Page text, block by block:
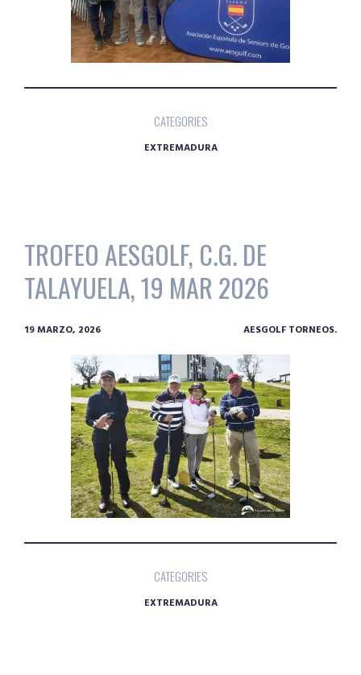
CATEGORIES
EXTREMADURA
TROFEO AESGOLF, C.G. DE
TALAYUELA, 19 MAR 2026
19 MARZO, 2026 AESGOLF TORNEOS.
CATEGORIES
EXTREMADURA